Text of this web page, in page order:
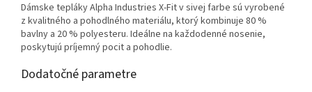
Dámske tepláky Alpha Industries X-Fit v sivej farbe sú vyrobené
z kvalitného a pohodlného materiálu, ktorý kombinuje 80 %
bavlny a 20 % polyesteru. Ideálne na každodenné nosenie,
poskytujú príjemný pocit a pohodlie.
Dodatočné parametre